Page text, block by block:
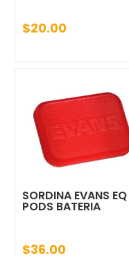
$20.00
SORDINA EVANS EQ
PODS BATERIA
$36.00